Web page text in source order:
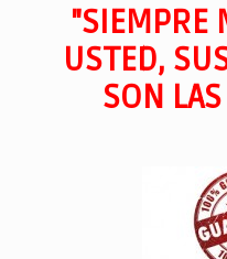
"SIEMPRE
USTED,
SON